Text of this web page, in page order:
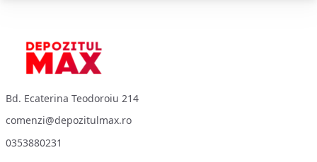
Bd. Ecaterina Teodoroiu 214
comenzi@depozitulmax.ro
0353880231